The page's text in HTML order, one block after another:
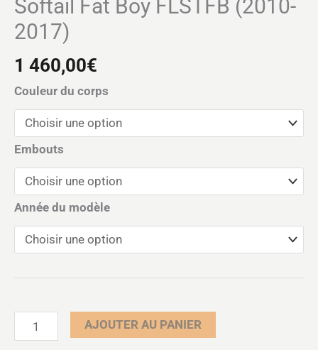
Softail Fat Boy FLSTFB (2010-
2017)
1 460,00€
Couleur du corps
Embouts
Année du modèle
AJOUTER AU PANIER